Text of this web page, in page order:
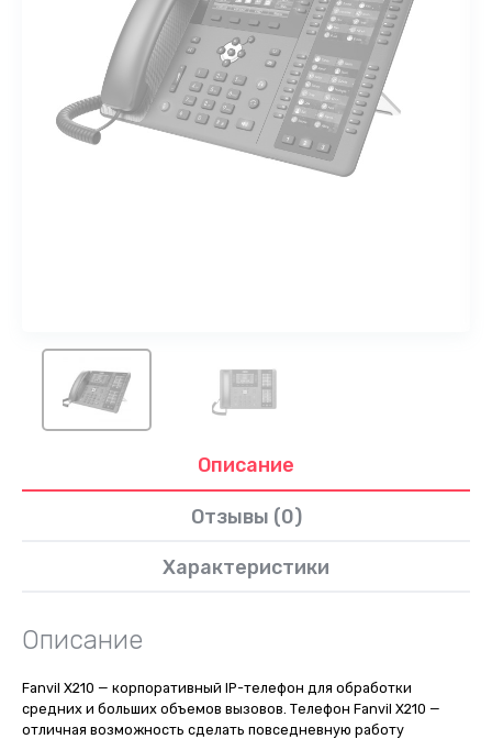
Описание
Отзывы (0)
Характеристики
Описание
Fanvil X210 — корпоративный IP-телефон для обработки
средних и больших объемов вызовов. Телефон Fanvil X210 —
отличная возможность сделать повседневную работу